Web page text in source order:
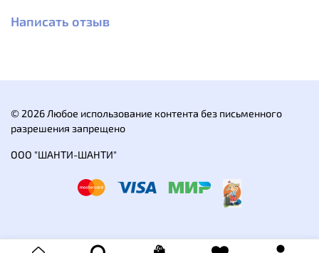
С крышкой: да.
Написать отзыв
© 2026 Любое использование контента без письменного
разрешения запрещено
ООО "ШАНТИ-ШАНТИ"